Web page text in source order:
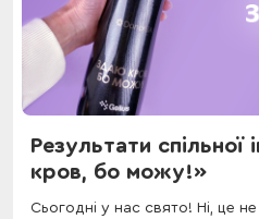
Результати спільної
кров, бо можу!»
Сьогодні у нас свято! Ні, це